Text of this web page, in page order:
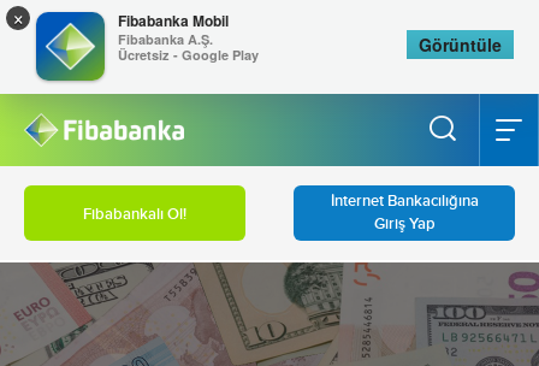
Fibabankalı Ol!
İnternet Bankacılığına
Giriş Yap
× Fibabanka Mobil
Fibabanka A.Ş.
Ücretsiz - Google Play
Görüntüle